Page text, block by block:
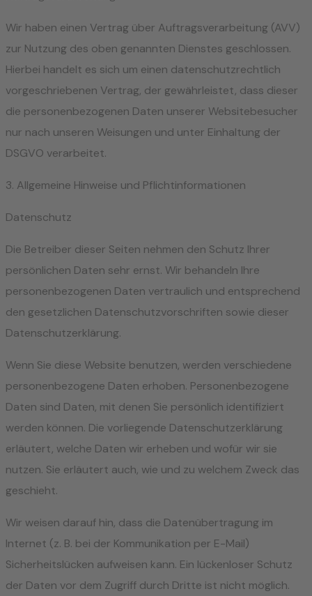
Wir haben einen Vertrag über Auftragsverarbeitung (AVV)
zur Nutzung des oben genannten Dienstes geschlossen.
Hierbei handelt es sich um einen datenschutzrechtlich
vorgeschriebenen Vertrag, der gewährleistet, dass dieser
die personenbezogenen Daten unserer Websitebesucher
nur nach unseren Weisungen und unter Einhaltung der
DSGVO verarbeitet.
3. Allgemeine Hinweise und Pflicht­informationen
Datenschutz
Die Betreiber dieser Seiten nehmen den Schutz Ihrer
persönlichen Daten sehr ernst. Wir behandeln Ihre
personenbezogenen Daten vertraulich und entsprechend
den gesetzlichen Datenschutzvorschriften sowie dieser
Datenschutzerklärung.
Wenn Sie diese Website benutzen, werden verschiedene
personenbezogene Daten erhoben. Personenbezogene
Daten sind Daten, mit denen Sie persönlich identifiziert
werden können. Die vorliegende Datenschutzerklärung
erläutert, welche Daten wir erheben und wofür wir sie
nutzen. Sie erläutert auch, wie und zu welchem Zweck das
geschieht.
Wir weisen darauf hin, dass die Datenübertragung im
Internet (z. B. bei der Kommunikation per E-Mail)
Sicherheitslücken aufweisen kann. Ein lückenloser Schutz
der Daten vor dem Zugriff durch Dritte ist nicht möglich.